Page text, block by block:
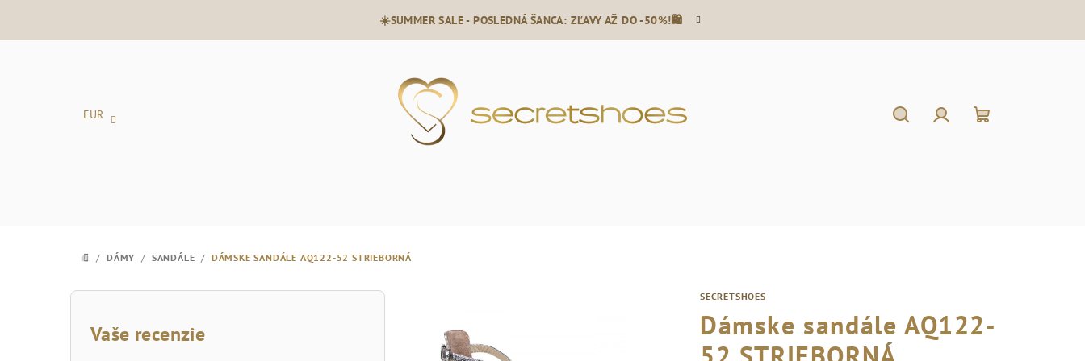
☀️SUMMER SALE - POSLEDNÁ ŠANCA: ZĽAVY AŽ DO -50%!🛍️
EUR
DOMOV
/ DÁMY / SANDÁLE / DÁMSKE SANDÁLE AQ122-52 STRIEBORNÁ
B
Vaše recenzie
SECRETSHOES
Dámske sandále AQ122-